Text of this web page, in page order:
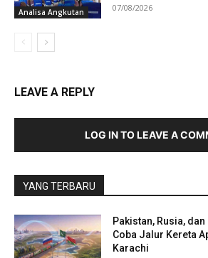
Analisa Angkutan 07/08/2026
LEAVE A REPLY
LOG IN TO LEAVE A
YANG TERBARU
Pakistan, Rusia,
Coba Jalur Kereta
Karachi